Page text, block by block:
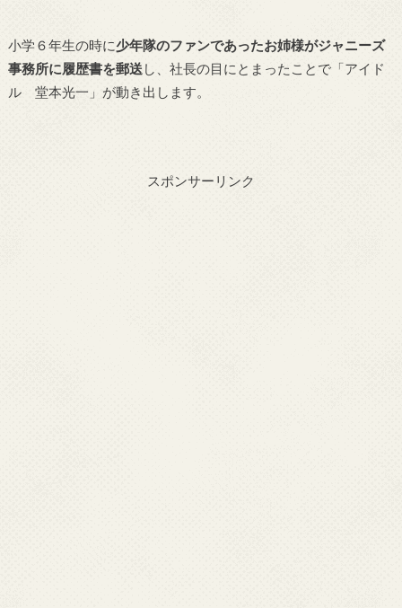
小学６年生の時に少年隊のファンであったお姉様がジャニーズ
事務所に履歴書を郵送 し、社長の目にとまったことで「アイド
ル 堂本光一」が動き出します。
スポンサーリンク